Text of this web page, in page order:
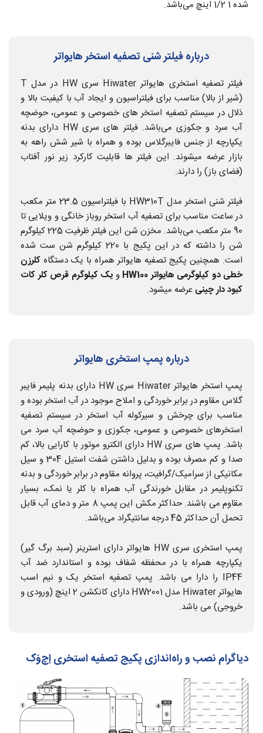
شده 1 1/2 اینچ می‌باشد.
درباره فیلتر شنی تصفیه استخر هایواتر
فیلتر تصفیه استخری هایواتر Hiwater سری HW در مدل T
(شیر از بالا) مناسب برای فیلتراسیون و ایجاد آب با کیفیت بالا و
ذلال در سیستم تصفیه استخر های خصوصی و عمومی، حوضچه
آب سرد و جکوزی می‌باشد. فیلتر های سری HW دارای بدنه
یکپارچه از جنس فایبرگلاس بوده و همراه با شیر شش راهه به
بازار عرضه میشوند. این فیلتر ها قابلیت کارکرد زیر نور آفتاب
(فضای باز) را دارند.
فیلتر شنی استخر مدل HW310T با فیلتراسیون 23.5 متر مکعب
در ساعت مناسب برای تصفیه آب استخر روباز خانگی و ویلایی تا
90 متر مکعب می‌باشد. مخزن شن این فیلتر ظرفیت 225 کیلوگرم
شن را داشته که در این پکیج با 220 کیلوگرم شن ست شده
است. همچنین پکیج تصفیه هایواتر همراه با یک دستگاه کلرزن
خطی دو کیلوگرمی هایواتر HW100
و یک کیلوگرم قرص کلر کات
کبود دار چینی عرضه میشود.
درباره پمپ استخری هایواتر
پمپ استخر هایواتر Hiwater سری HW دارای بدنه پلیمر فایبر
گلاس مقاوم در برابر خوردگی و املاح موجود در آب استخر بوده و
مناسب برای چرخش و سیرکوله آب استخر در سیستم تصفیه
استخرهای خصوصی و عمومی، جکوزی و حوضچه آب سرد می
باشد. پمپ های سری HW دارای الکترو موتور با کارایی بالا، کم
صدا و کم مصرف بوده و بدلیل داشتن شفت استیل 304 و سیل
مکانیکی از سرامیک/گرافیت، پروانه مقاوم در برابر خوردگی و بدنه
تکنوپلیمر در مقابل خورندگی آب همراه با کلر یا نمک، بسیار
مقاوم می باشند. حداکثر مکش این پمپ 8 متر و دمای آب قابل
تحمل آن حداکثر 45 درجه سانتیگراد می‌باشد.
پمپ استخری سری HW هایواتر دارای استرینر (سبد برگ گیر)
یکپارچه همراه با در محفظه شفاف بوده و استاندارد ضد آب
IP44 را دارا می باشد. پمپ تصفیه استخر یک و نیم اسب
هایواتر Hiwater مدل HW2001 دارای کانکشن 2 اینچ (ورودی و
خروجی) می باشد.
دیاگرام نصب و راه‌اندازی پکیج تصفیه استخری اِچ‌وَک